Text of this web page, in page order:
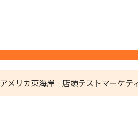
アメリカ東海岸 店頭テストマーケテ